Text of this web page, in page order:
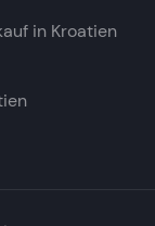
in Kroatien